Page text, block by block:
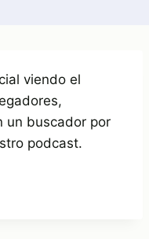
viendo el
un buscador por
podcast.